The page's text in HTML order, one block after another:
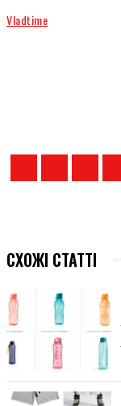
Vladtime
СХОЖІ СТАТТІ